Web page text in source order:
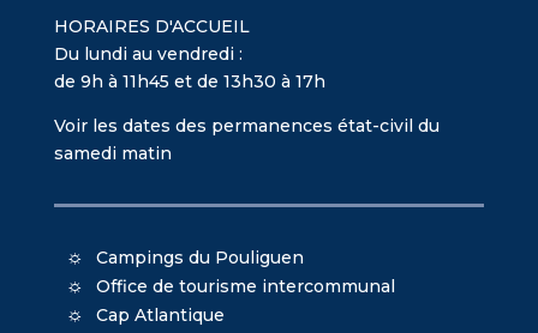
HORAIRES D'ACCUEIL
Du lundi au vendredi :
de 9h à 11h45 et de 13h30 à 17h
Voir les dates des permanences état-civil du
samedi matin
Campings du Pouliguen
Office de tourisme intercommunal
Cap Atlantique